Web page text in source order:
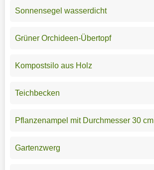
Sonnensegel wasserdicht
Grüner Orchideen-Übertopf
Kompostsilo aus Holz
Teichbecken
Pflanzenampel mit Durchmesser 30 cm
Gartenzwerg